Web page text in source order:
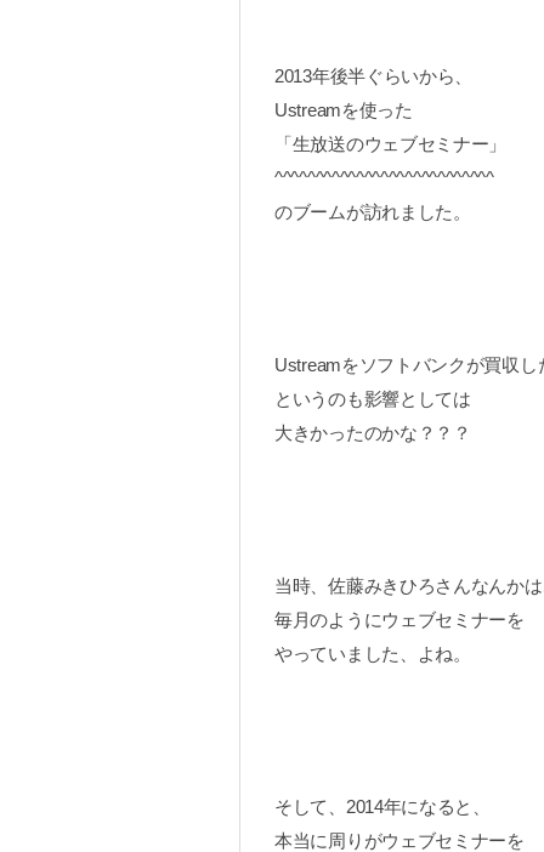
2013年後半ぐらいから、
Ustreamを使った
「生放送のウェブセミナー」
^^^^^^^^^^^^^^^^^^^^^^^^^^^
のブームが訪れました。
Ustreamをソフトバンクが買収し
というのも影響としては
大きかったのかな？？？
当時、佐藤みきひろさんなんか
毎月のようにウェブセミナーを
やっていました、よね。
そして、2014年になると、
本当に周りがウェブセミナーを